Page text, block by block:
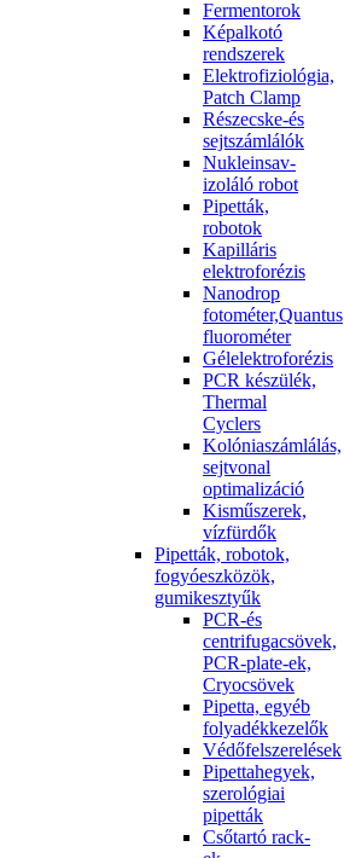
Fermentorok
Képalkotó
rendszerek
Elektrofiziológia,
Patch Clamp
Részecske-és
sejtszámlálók
Nukleinsav-
izoláló robot
Pipetták,
robotok
Kapilláris
elektroforézis
Nanodrop
fotométer,Quantus
fluorométer
Gélelektroforézis
PCR készülék,
Thermal
Cyclers
Kolóniaszámlálás,
sejtvonal
optimalizáció
Kisműszerek,
vízfürdők
Pipetták, robotok,
fogyóeszközök,
gumikesztyűk
PCR-és
centrifugacsövek,
PCR-plate-ek,
Cryocsövek
Pipetta, egyéb
folyadékkezelők
Védőfelszerelések
Pipettahegyek,
szerológiai
pipetták
Csőtartó rack-